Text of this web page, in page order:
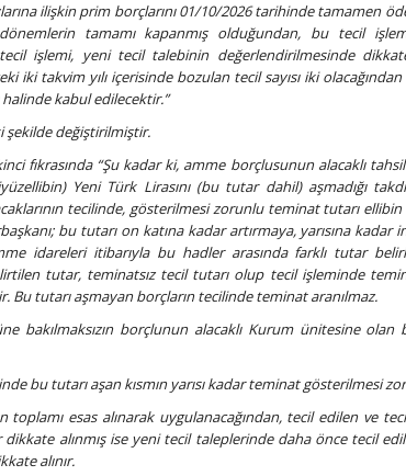
ilişkin prim borçlarını 01/10/2026 tarihinde tamamen
tamamı kapanmış olduğundan, bu tecil
tecil işlemi, yeni tecil talebinin değerlendirilmesinde
iki takvim yılı içerisinde bozulan tecil sayısı iki
kabul edilecektir.”
şekilde değiştirilmiştir.
fıkrasında “Şu kadar ki, amme borçlusunun alacaklı
Yeni Türk Lirasını (bu tutar dahil) aşmadığı
tecilinde, gösterilmesi zorunlu teminat tutarı
bu tutarı on katına kadar artırmaya, yarısına
idareleri itibarıyla bu hadler arasında farklı tutar
tutar, teminatsız tecil tutarı olup tecil işleminde
Bu tutarı aşmayan borçların tecilinde teminat aranılmaz.
bakılmaksızın borçlunun alacaklı Kurum ünitesine olan
bu tutarı aşan kısmın yarısı kadar teminat gösterilmesi
toplamı esas alınarak uygulanacağından, tecil edilen ve
alınmış ise yeni tecil taleplerinde daha önce tecil
alınır.